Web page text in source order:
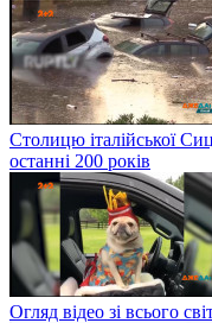
Столицю італійської
останні 200 років
Огляд відео зі всього